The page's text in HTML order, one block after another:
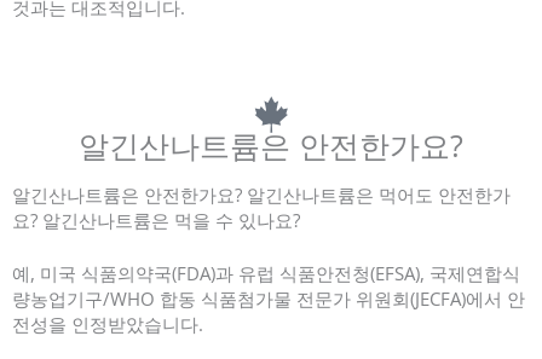
것과는 대조적입니다.
알긴산나트륨은 안전한가요?
알긴산나트륨은 안전한가요? 알긴산나트륨은 먹어도 안전한가
요? 알긴산나트륨은 먹을 수 있나요?
예, 미국 식품의약국(FDA)과 유럽 식품안전청(EFSA), 국제연합식
량농업기구/WHO 합동 식품첨가물 전문가 위원회(JECFA)에서 안
전성을 인정받았습니다.